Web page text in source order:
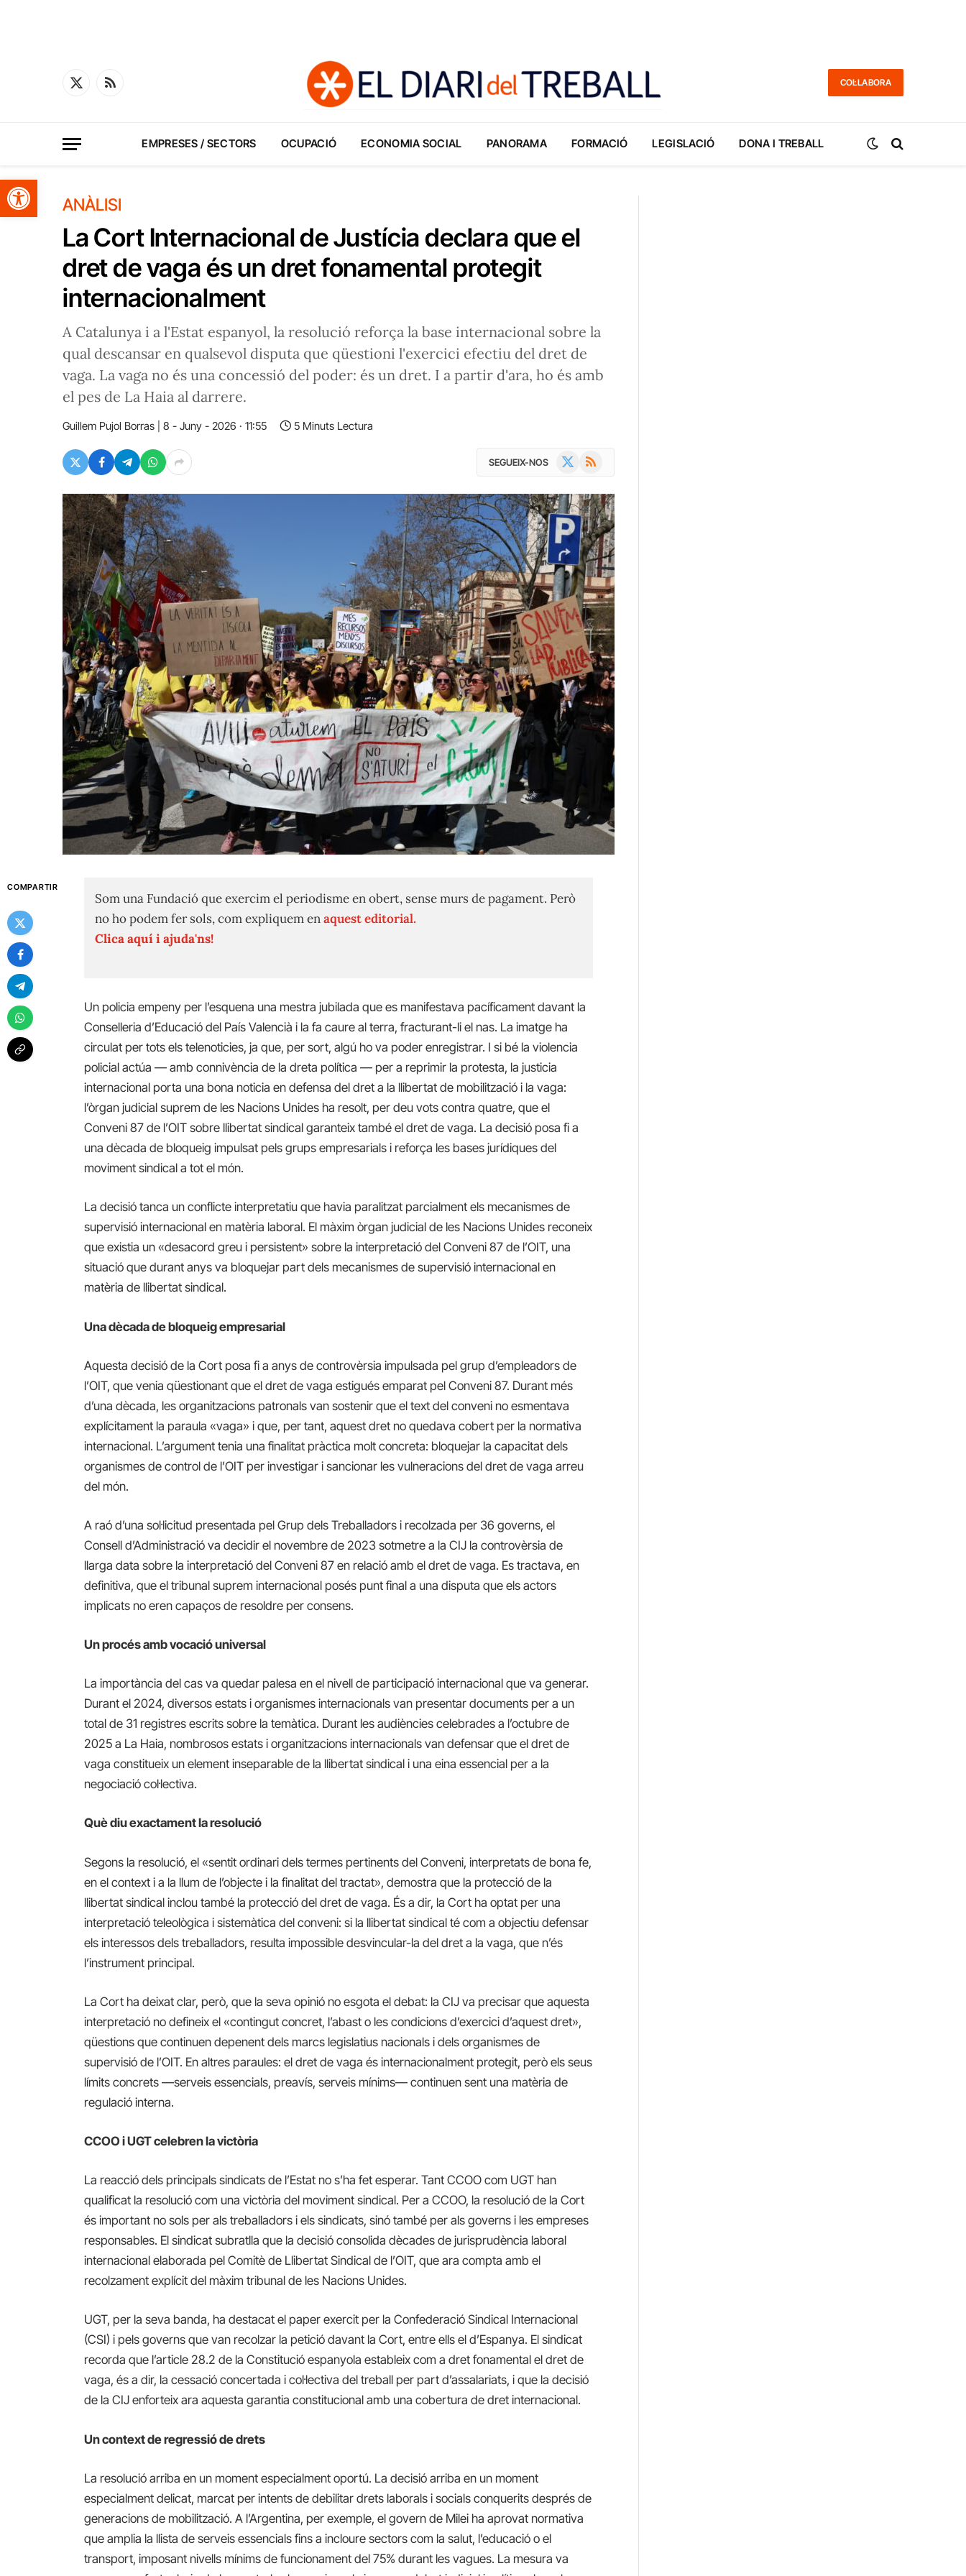
Obre la barra d'eines
X
RSS
COL·LABORA
EMPRESES / SECTORS OCUPACIÓ ECONOMIA SOCIAL PANORAMA FORMACIÓ LEGISLACIÓ DONA I TREBALL
ANÀLISI
La Cort Internacional de Justícia declara que el
dret de vaga és un dret fonamental protegit
internacionalment
A Catalunya i a l'Estat espanyol, la resolució reforça la base internacional sobre la
qual descansar en qualsevol disputa que qüestioni l'exercici efectiu del dret de
vaga. La vaga no és una concessió del poder: és un dret. I a partir d'ara, ho és amb
el pes de La Haia al darrere.
Guillem Pujol Borras 8 - Juny - 2026 · 11:55 5 Minuts Lectura
SEGUEIX-NOS RSS
COMPARTIR
Som una Fundació que exercim el periodisme en obert, sense murs de pagament. Però
no ho podem fer sols, com expliquem enaquest editorial.
Clica aquí i ajuda'ns!
Un policia empeny per l’esquena una mestra jubilada que es manifestava pacíficament davant la
Conselleria d’Educació del País Valencià i la fa caure al terra, fracturant-li el nas. La imatge ha
circulat per tots els telenoticies, ja que, per sort, algú ho va poder enregistrar. I si bé la violencia
policial actúa — amb connivència de la dreta política — per a reprimir la protesta, la justicia
internacional porta una bona noticia en defensa del dret a la llibertat de mobilització i la vaga:
l’òrgan judicial suprem de les Nacions Unides ha resolt, per deu vots contra quatre, que el
Conveni 87 de l’OIT sobre llibertat sindical garanteix també el dret de vaga. La decisió posa fi a
una dècada de bloqueig impulsat pels grups empresarials i reforça les bases jurídiques del
moviment sindical a tot el món.
La decisió tanca un conflicte interpretatiu que havia paralitzat parcialment els mecanismes de
supervisió internacional en matèria laboral. El màxim òrgan judicial de les Nacions Unides reconeix
que existia un «desacord greu i persistent» sobre la interpretació del Conveni 87 de l’OIT, una
situació que durant anys va bloquejar part dels mecanismes de supervisió internacional en
matèria de llibertat sindical.
Una dècada de bloqueig empresarial
Aquesta decisió de la Cort posa fi a anys de controvèrsia impulsada pel grup d’empleadors de
l’OIT, que venia qüestionant que el dret de vaga estigués emparat pel Conveni 87. Durant més
d’una dècada, les organitzacions patronals van sostenir que el text del conveni no esmentava
explícitament la paraula «vaga» i que, per tant, aquest dret no quedava cobert per la normativa
internacional. L’argument tenia una finalitat pràctica molt concreta: bloquejar la capacitat dels
organismes de control de l’OIT per investigar i sancionar les vulneracions del dret de vaga arreu
del món.
A raó d’una sol·licitud presentada pel Grup dels Treballadors i recolzada per 36 governs, el
Consell d’Administració va decidir el novembre de 2023 sotmetre a la CIJ la controvèrsia de
llarga data sobre la interpretació del Conveni 87 en relació amb el dret de vaga. Es tractava, en
definitiva, que el tribunal suprem internacional posés punt final a una disputa que els actors
implicats no eren capaços de resoldre per consens.
Un procés amb vocació universal
La importància del cas va quedar palesa en el nivell de participació internacional que va generar.
Durant el 2024, diversos estats i organismes internacionals van presentar documents per a un
total de 31 registres escrits sobre la temàtica. Durant les audiències celebrades a l’octubre de
2025 a La Haia, nombrosos estats i organitzacions internacionals van defensar que el dret de
vaga constitueix un element inseparable de la llibertat sindical i una eina essencial per a la
negociació col·lectiva.
Què diu exactament la resolució
Segons la resolució, el «sentit ordinari dels termes pertinents del Conveni, interpretats de bona fe,
en el context i a la llum de l’objecte i la finalitat del tractat», demostra que la protecció de la
llibertat sindical inclou també la protecció del dret de vaga. És a dir, la Cort ha optat per una
interpretació teleològica i sistemàtica del conveni: si la llibertat sindical té com a objectiu defensar
els interessos dels treballadors, resulta impossible desvincular-la del dret a la vaga, que n’és
l’instrument principal.
La Cort ha deixat clar, però, que la seva opinió no esgota el debat: la CIJ va precisar que aquesta
interpretació no defineix el «contingut concret, l’abast o les condicions d’exercici d’aquest dret»,
qüestions que continuen depenent dels marcs legislatius nacionals i dels organismes de
supervisió de l’OIT. En altres paraules: el dret de vaga és internacionalment protegit, però els seus
límits concrets —serveis essencials, preavís, serveis mínims— continuen sent una matèria de
regulació interna.
CCOO i UGT celebren la victòria
La reacció dels principals sindicats de l’Estat no s’ha fet esperar. Tant CCOO com UGT han
qualificat la resolució com una victòria del moviment sindical. Per a CCOO, la resolució de la Cort
és important no sols per als treballadors i els sindicats, sinó també per als governs i les empreses
responsables. El sindicat subratlla que la decisió consolida dècades de jurisprudència laboral
internacional elaborada pel Comitè de Llibertat Sindical de l’OIT, que ara compta amb el
recolzament explícit del màxim tribunal de les Nacions Unides.
UGT, per la seva banda, ha destacat el paper exercit per la Confederació Sindical Internacional
(CSI) i pels governs que van recolzar la petició davant la Cort, entre ells el d’Espanya. El sindicat
recorda que l’article 28.2 de la Constitució espanyola estableix com a dret fonamental el dret de
vaga, és a dir, la cessació concertada i col·lectiva del treball per part d’assalariats, i que la decisió
de la CIJ enforteix ara aquesta garantia constitucional amb una cobertura de dret internacional.
Un context de regressió de drets
La resolució arriba en un moment especialment oportú. La decisió arriba en un moment
especialment delicat, marcat per intents de debilitar drets laborals i socials conquerits després de
generacions de mobilització. A l’Argentina, per exemple, el govern de Milei ha aprovat normativa
que amplia la llista de serveis essencials fins a incloure sectors com la salut, l’educació o el
transport, imposant nivells mínims de funcionament del 75% durant les vagues. La mesura va